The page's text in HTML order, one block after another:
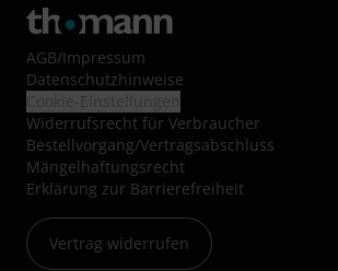
AGB/Impressum
Datenschutzhinweise
Widerrufsrecht für Verbraucher
Bestellvorgang/Vertragsabschluss
Mängelhaftungsrecht
Erklärung zur Barrierefreiheit
Vertrag widerrufen